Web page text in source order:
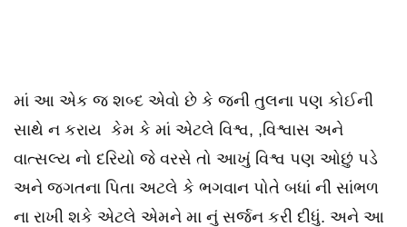
માં આ એક જ શબ્દ એવો છે કે જની તુલના પણ કોઈની
સાથે ન કરાય કેમ કે માં એટલે વિશ્વ, ,વિશ્વાસ અને
વાત્સલ્ય નો દરિયો જે વરસે તો આખું વિશ્વ પણ ઓછું પડે
અને જગતના પિતા અટલે કે ભગવાન પોતે બધાં ની સાંભળ
ના રાખી શકે એટલે એમને મા નું સર્જન કરી દીધું. અને આ